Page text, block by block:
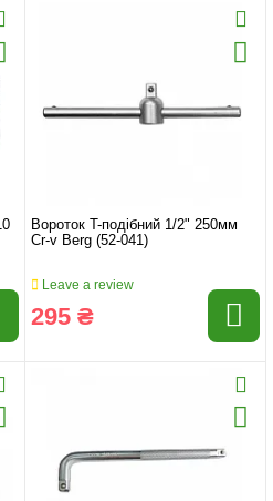
Вороток T-подібний 1/2" 250мм
Cr-v Berg (52-041)
Leave a review
295 ₴